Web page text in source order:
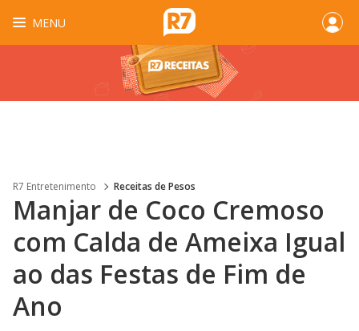
MENU
R7 Entretenimento Receitas de Pesos
Manjar de Coco Cremoso
com Calda de Ameixa Igual
ao das Festas de Fim de
Ano